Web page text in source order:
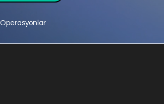
Operasyonlar